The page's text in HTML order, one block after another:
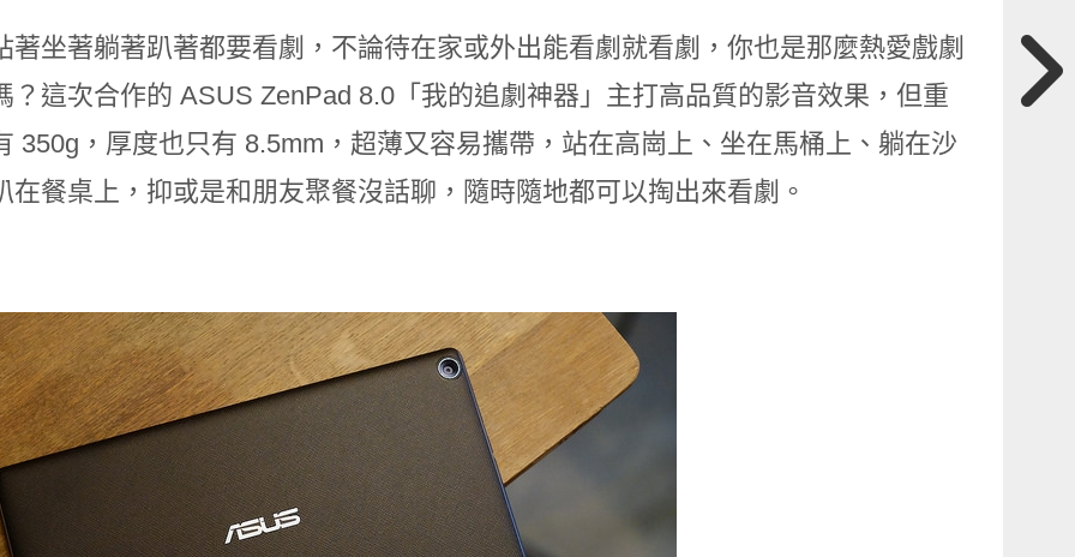
著坐著躺著趴著都要看劇，不論待在家或外出能看劇就看劇，你也是那麼熱愛戲劇
？這次合作的 ASUS ZenPad 8.0「我的追劇神器」主打高品質的影音效果，但重
350g，厚度也只有 8.5mm，超薄又容易攜帶，站在高崗上、坐在馬桶上、躺在沙
在餐桌上，抑或是和朋友聚餐沒話聊，隨時隨地都可以掏出來看劇。